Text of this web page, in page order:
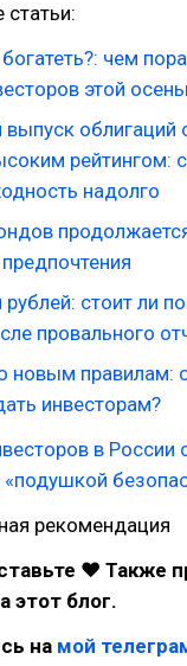
чем
этой
облигаций
рейтингом:
надолго
стоит ли
провального
новым правилам:
инвесторам?
в России
рекомендация
❤ Также
этот блог.
на мой